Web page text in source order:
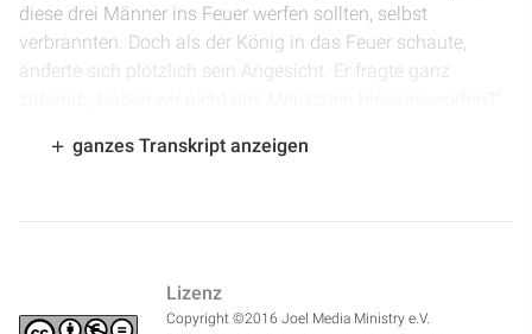
diese drei Männer ins Feuer werfen sollten, selbst
verbrannten. Doch als der König in das Feuer schaute,
änderte sich plötzlich sein Angesicht. Er fragte ganz
es waren drei.“
gleicht einem Sohn der Götter.“ Als Jesus Christus sich in
diesem heißen Ofen offenbart, da spürt selbst
ganzes Transkript anzeigen
Lizenz
Copyright ©2016 Joel Media Ministry e.V.